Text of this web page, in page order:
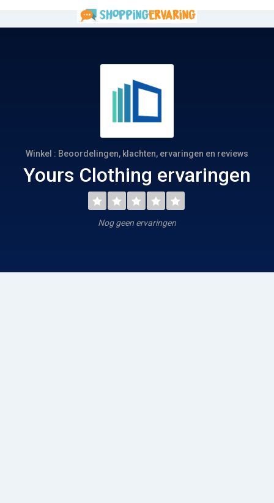
Winkel : Beoordelingen, klachten, ervaringen en reviews
Yours Clothing ervaringen
Nog geen ervaringen